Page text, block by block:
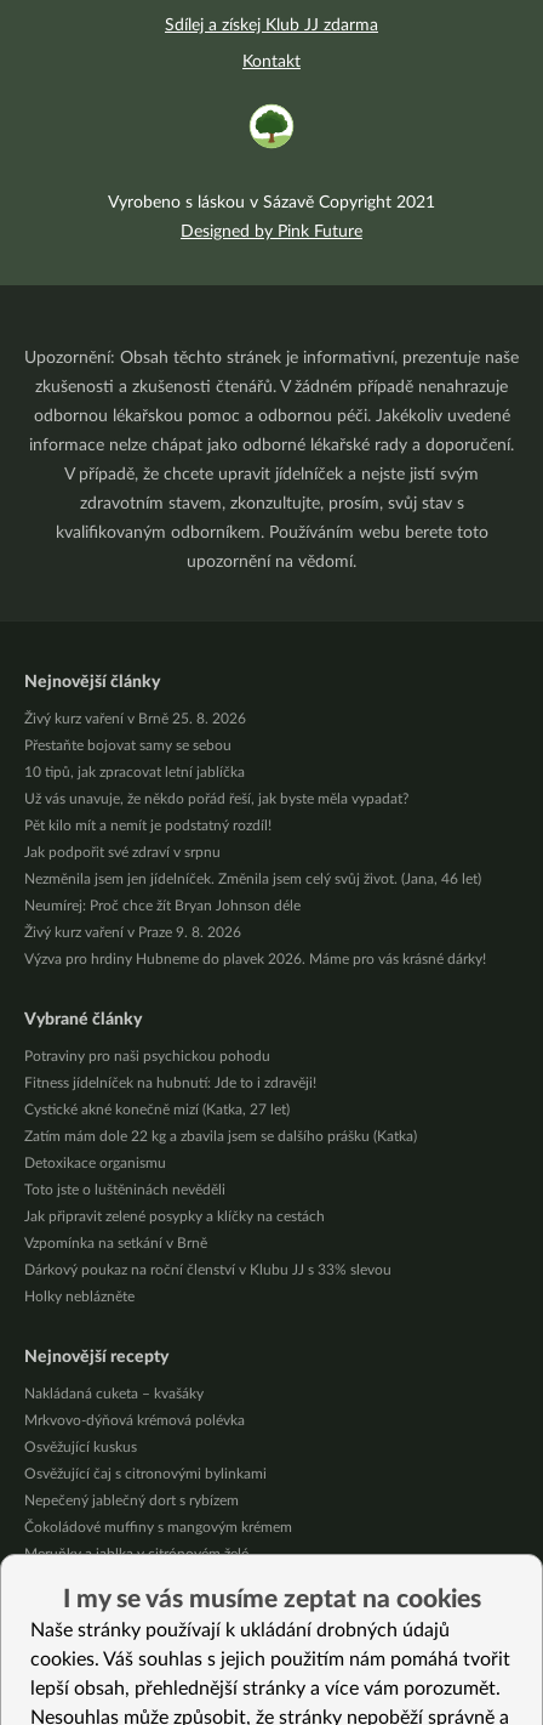
Sdílej a získej Klub JJ zdarma
Kontakt
Vyrobeno s láskou v Sázavě Copyright 2021
Designed by Pink Future
Upozornění: Obsah těchto stránek je informativní, prezentuje naše
zkušenosti a zkušenosti čtenářů. V žádném případě nenahrazuje
odbornou lékařskou pomoc a odbornou péči. Jakékoliv uvedené
informace nelze chápat jako odborné lékařské rady a doporučení.
V případě, že chcete upravit jídelníček a nejste jistí svým
zdravotním stavem, zkonzultujte, prosím, svůj stav s
kvalifikovaným odborníkem. Používáním webu berete toto
upozornění na vědomí.
Nejnovější články
Živý kurz vaření v Brně 25. 8. 2026
Přestaňte bojovat samy se sebou
10 tipů, jak zpracovat letní jablíčka
Už vás unavuje, že někdo pořád řeší, jak byste měla vypadat?
Pět kilo mít a nemít je podstatný rozdíl!
Jak podpořit své zdraví v srpnu
Nezměnila jsem jen jídelníček. Změnila jsem celý svůj život. (Jana, 46 let)
Neumírej: Proč chce žít Bryan Johnson déle
Živý kurz vaření v Praze 9. 8. 2026
Výzva pro hrdiny Hubneme do plavek 2026. Máme pro vás krásné dárky!
Vybrané články
Potraviny pro naši psychickou pohodu
Fitness jídelníček na hubnutí: Jde to i zdravěji!
Cystické akné konečně mizí (Katka, 27 let)
Zatím mám dole 22 kg a zbavila jsem se dalšího prášku (Katka)
Detoxikace organismu
Toto jste o luštěninách nevěděli
Jak připravit zelené posypky a klíčky na cestách
Vzpomínka na setkání v Brně
Dárkový poukaz na roční členství v Klubu JJ s 33% slevou
Holky neblázněte
Nejnovější recepty
Nakládaná cuketa – kvašáky
Mrkvovo-dýňová krémová polévka
Osvěžující kuskus
Osvěžující čaj s citronovými bylinkami
Nepečený jablečný dort s rybízem
Čokoládové muffiny s mangovým krémem
Meruňky a jablka v citrónovém želé
Celozrnná rýže basmati se zeleninou
Citrónové muffiny s borůvkovým krémem
Vybrané recepty
I my se vás musíme zeptat na cookies
Naše stránky používají k ukládání drobných údajů
cookies. Váš souhlas s jejich použitím nám pomáhá tvořit
lepší obsah, přehlednější stránky a více vám porozumět.
Nesouhlas může způsobit, že stránky nepoběží správně a